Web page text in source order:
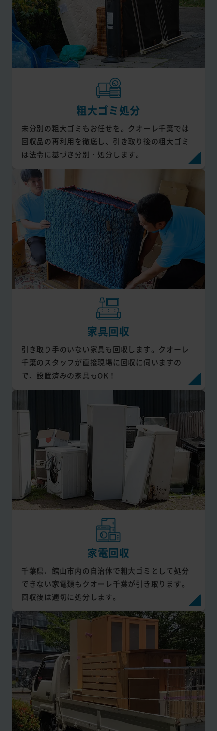
粗大ゴミ処分
未分別の粗大ゴミもお任せを。クオーレ千葉では
回収品の再利用を徹底し、引き取り後の粗大ゴミ
は法令に基づき分別・処分します。
家具回収
引き取り手のいない家具も回収します。クオーレ
千葉のスタッフが直接現場に回収に伺いますの
で、設置済みの家具もOK！
家電回収
千葉県、館山市内の自治体で粗大ゴミとして処分
できない家電類もクオーレ千葉が引き取ります。
回収後は適切に処分します。